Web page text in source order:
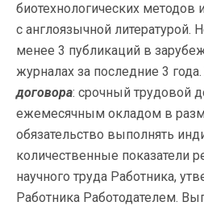
биотехнологических
с англоязычной литературой.
менее 3 публикаций в
журналах за последние 3 года.
договора: срочный трудовой
ежемесячным окладом в
обязательство выполнять
количественные показатели
научного труда Работника,
Работника Работодателем.